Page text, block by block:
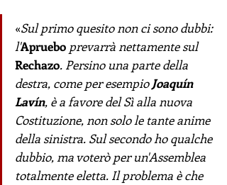
«Sul primo quesito non ci sono dubbi:
l'Apruebo prevarrà nettamente sul
Rechazo. Persino una parte della
destra, come per esempio Joaquín
Lavín, è a favore del Sì alla nuova
Costituzione, non solo le tante anime
della sinistra. Sul secondo ho qualche
dubbio, ma voterò per un'Assemblea
totalmente eletta. Il problema è che